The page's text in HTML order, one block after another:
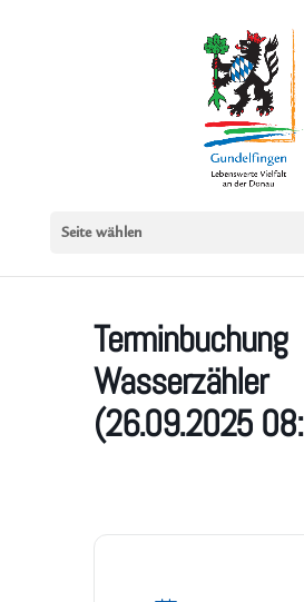
Seite wählen
Terminbuchung
Wasserzähler
(26.09.2025